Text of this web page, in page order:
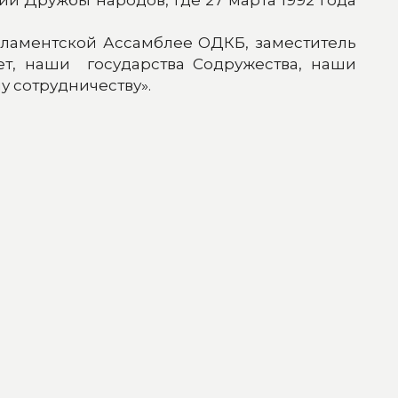
Ассамблее ОДКБ, заместитель
наши государства Содружества, наши